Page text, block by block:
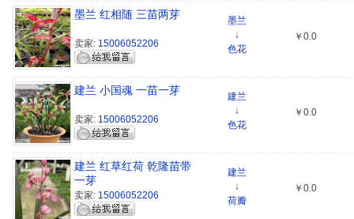
墨兰 红相随 三苗两芽
卖家: 15006052206
墨兰
↓
色花
￥0.0
建兰 小国魂 一苗一芽
卖家: 15006052206
建兰
↓
色花
￥0.0
建兰 红草红荷 乾隆苗带
一芽
卖家: 15006052206
建兰
↓
荷瓣
￥0.0